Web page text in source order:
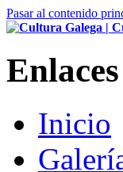
Pasar al contenido
Inicio